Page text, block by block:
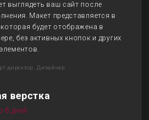
выглядеть ваш сайт после
Макет представляется в
которая будет отображена в
без активных кнопок и других
директор, Дизайнер
верстка
8 дней